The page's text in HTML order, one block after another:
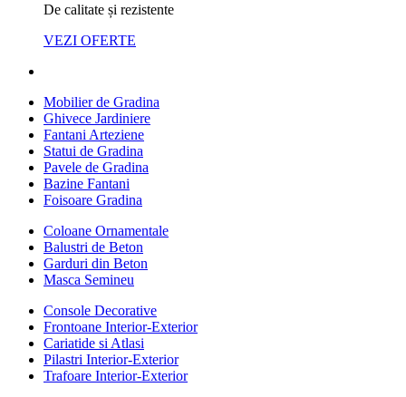
De calitate și rezistente
VEZI OFERTE
Mobilier de Gradina
Ghivece Jardiniere
Fantani Arteziene
Statui de Gradina
Pavele de Gradina
Bazine Fantani
Foisoare Gradina
Coloane Ornamentale
Balustri de Beton
Garduri din Beton
Masca Semineu
Console Decorative
Frontoane Interior-Exterior
Cariatide si Atlasi
Pilastri Interior-Exterior
Trafoare Interior-Exterior